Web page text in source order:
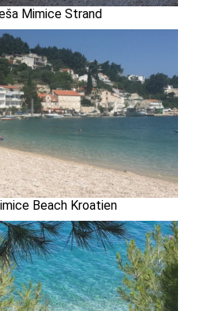
Mimice Strand
Beach Kroatien